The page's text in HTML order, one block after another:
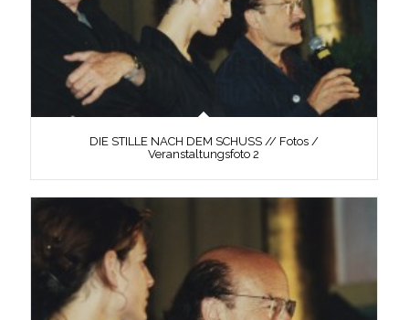
DIE STILLE NACH DEM SCHUSS // Fotos /
Veranstaltungsfoto 2